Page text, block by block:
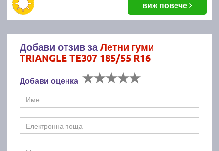
виж повече
Добави отзив заЛетни гуми
TRIANGLE TE307 185/55 R16
Добави оценка